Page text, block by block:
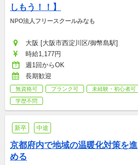
しもう！！】
NPO法人フリースクールみなも
大阪 [大阪市西淀川区/御幣島駅]
時給1,177円
週1回からOK
長期歓迎
無資格可 ブランク可 未経験・初心者可
学歴不問
新卒 中途
京都府内で地域の温暖化対策を進
める